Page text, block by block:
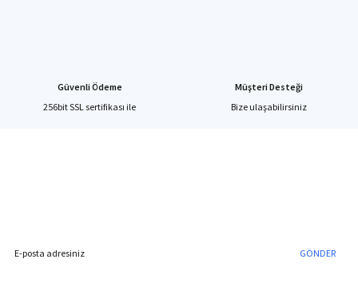
Güvenli Ödeme
256bit SSL sertifikası ile
Müşteri Desteği
Bize ulaşabilirsiniz
GÖNDER